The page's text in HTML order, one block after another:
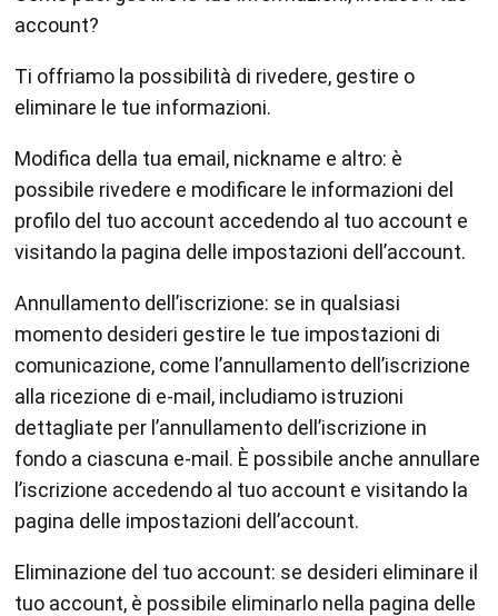
account?
Ti offriamo la possibilità di rivedere, gestire o
eliminare le tue informazioni.
Modifica della tua email, nickname e altro: è
possibile rivedere e modificare le informazioni del
profilo del tuo account accedendo al tuo account e
visitando la pagina delle impostazioni dell’account.
Annullamento dell’iscrizione: se in qualsiasi
momento desideri gestire le tue impostazioni di
comunicazione, come l’annullamento dell’iscrizione
alla ricezione di e-mail, includiamo istruzioni
dettagliate per l’annullamento dell’iscrizione in
fondo a ciascuna e-mail. È possibile anche annullare
l’iscrizione accedendo al tuo account e visitando la
pagina delle impostazioni dell’account.
Eliminazione del tuo account: se desideri eliminare il
tuo account, è possibile eliminarlo nella pagina delle